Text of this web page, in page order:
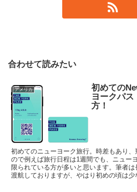
合わせて読みたい
アメリカ
初めての
ヨークパス
方！
初めてのニューヨーク旅行。時差もあり
ので例えば旅行日程は1週間でも、ニュー
限られている方が多いと思います。筆者
渡航しておりますが、やはり初めの頃は少